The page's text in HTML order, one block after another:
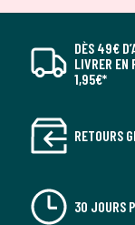
DÈS 49€
LIVRER EN
1,95€*
RETOURS
30 JOURS